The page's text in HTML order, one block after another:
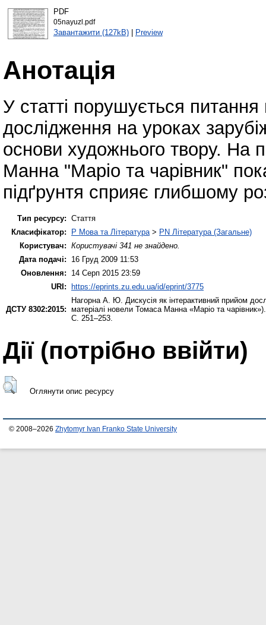
PDF
05nayuzl.pdf
Завантажити (127kB)| Preview
Анотація
У статті порушується питання
дослідження на уроках
основи художнього твору. На
Манна "Маріо та чарівник"
підґрунтя сприяє глибшому
Тип ресурсу: Стаття
Класифікатор:
P Мова та Література > PN Література (Загальне)
Користувач: Користувачі 341 не знайдено.
Дата подачі:
16 Груд 2009 11:53
Оновлення:
14 Серп 2015 23:59
URI: https://eprints.zu.edu.ua/id/eprint/3775
ДСТУ 8302:2015:
Нагорна А. Ю. Дискусія як інтерактивний прийом
матеріалі новели Томаса Манна «Маріо та
С. 251–253.
Дії ​​(потрібно ввійти)
Оглянути опис ресурсу
© 2008–2026 Zhytomyr Ivan Franko State University